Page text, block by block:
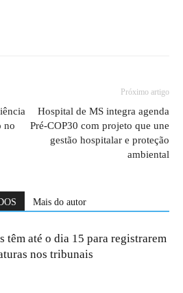
no
Próximo artigo
Hospital de MS integra agenda
Pré-COP30 com projeto que une
gestão hospitalar e proteção
ambiental
Mais do autor
têm até o dia 15 para registrarem
nos tribunais